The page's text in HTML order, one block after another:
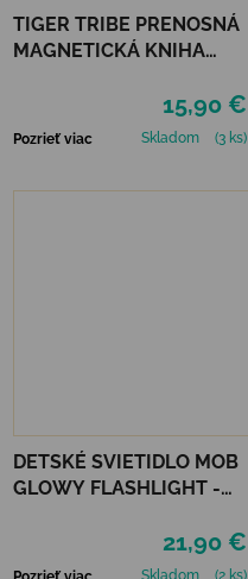
TIGER TRIBE PRENOSNÁ
MAGNETICKÁ KNIHA
UNICORN KINGDOM15,90 €
Pozrieť viac Skladom (3 ks)
DETSKÉ SVIETIDLO MOB
GLOWY FLASHLIGHT -
21,90 €